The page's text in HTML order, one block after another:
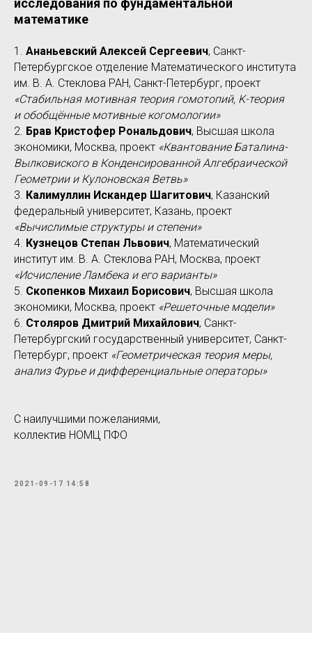
исследования по фундаментальной
математике
1. Ананьевский Алексей Сергеевич, Санкт-
Петербургское отделение Математического института
им. В. А. Стеклова РАН, Санкт-Петербург, проект
«Стабильная мотивная теория гомотопий, K-теория
и обобщённые мотивные когомологии»
2. Брав Кристофер Рональдович, Высшая школа
экономики, Москва, проект «Квантование Баталина-
Вылковиского в Конденсированной Алгебраической
Геометрии и Кулоновская Ветвь»
3. Калимуллин Искандер Шагитович, Казанский
федеральный университет, Казань, проект
«Вычислимые структуры и степени»
4. Кузнецов Степан Львович, Математический
институт им. В. А. Стеклова РАН, Москва, проект
«Исчисление Ламбека и его варианты»
5. Скопенков Михаил Борисович, Высшая школа
экономики, Москва, проект «Решеточные модели»
6. Столяров Дмитрий Михайлович, Санкт-
Петербургский государственный университет, Санкт-
Петербург, проект «Геометрическая теория меры,
анализ Фурье и дифференциальные операторы»
С наилучшими пожеланиями,
коллектив НОМЦ ПФО
2021-09-17 14:58